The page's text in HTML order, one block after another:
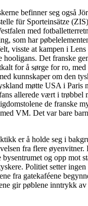
befinner seg også
für Sporteinsätze
med
som har
visste at kampen i Lens
Det franske
for å sørge for ro,
kunnskaper om den
møtte USA i Paris
allerede vært i trøbbel
de franske
VM. Det var bare
er å holde seg i
fra flere øyenvitner.
og opp mot
Politiet setter ingen
fra gatekaféene
gir pøblene inntrykk